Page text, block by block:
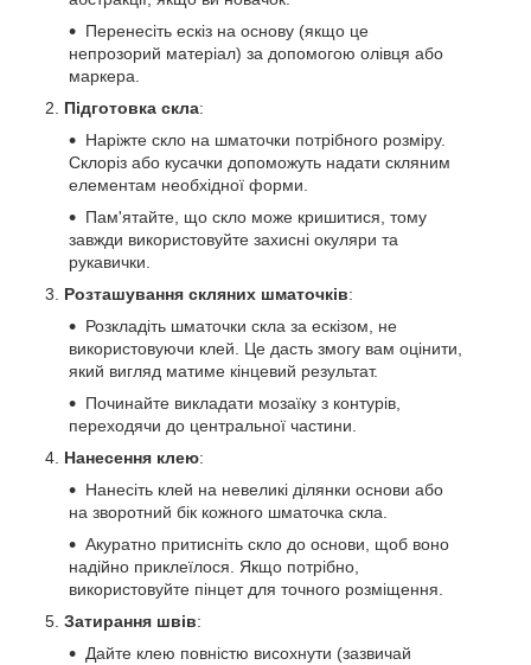
Перенесіть ескіз на основу (якщо це
непрозорий матеріал) за допомогою олівця або
маркера.
Підготовка скла:
Наріжте скло на шматочки потрібного розміру.
Склоріз або кусачки допоможуть надати скляним
елементам необхідної форми.
Пам'ятайте, що скло може кришитися, тому
завжди використовуйте захисні окуляри та
рукавички.
Розташування скляних шматочків:
Розкладіть шматочки скла за ескізом, не
використовуючи клей. Це дасть змогу вам оцінити,
який вигляд матиме кінцевий результат.
Починайте викладати мозаїку з контурів,
переходячи до центральної частини.
Нанесення клею:
Нанесіть клей на невеликі ділянки основи або
на зворотний бік кожного шматочка скла.
Акуратно притисніть скло до основи, щоб воно
надійно приклеїлося. Якщо потрібно,
використовуйте пінцет для точного розміщення.
Затирання швів:
Дайте клею повністю висохнути (зазвичай